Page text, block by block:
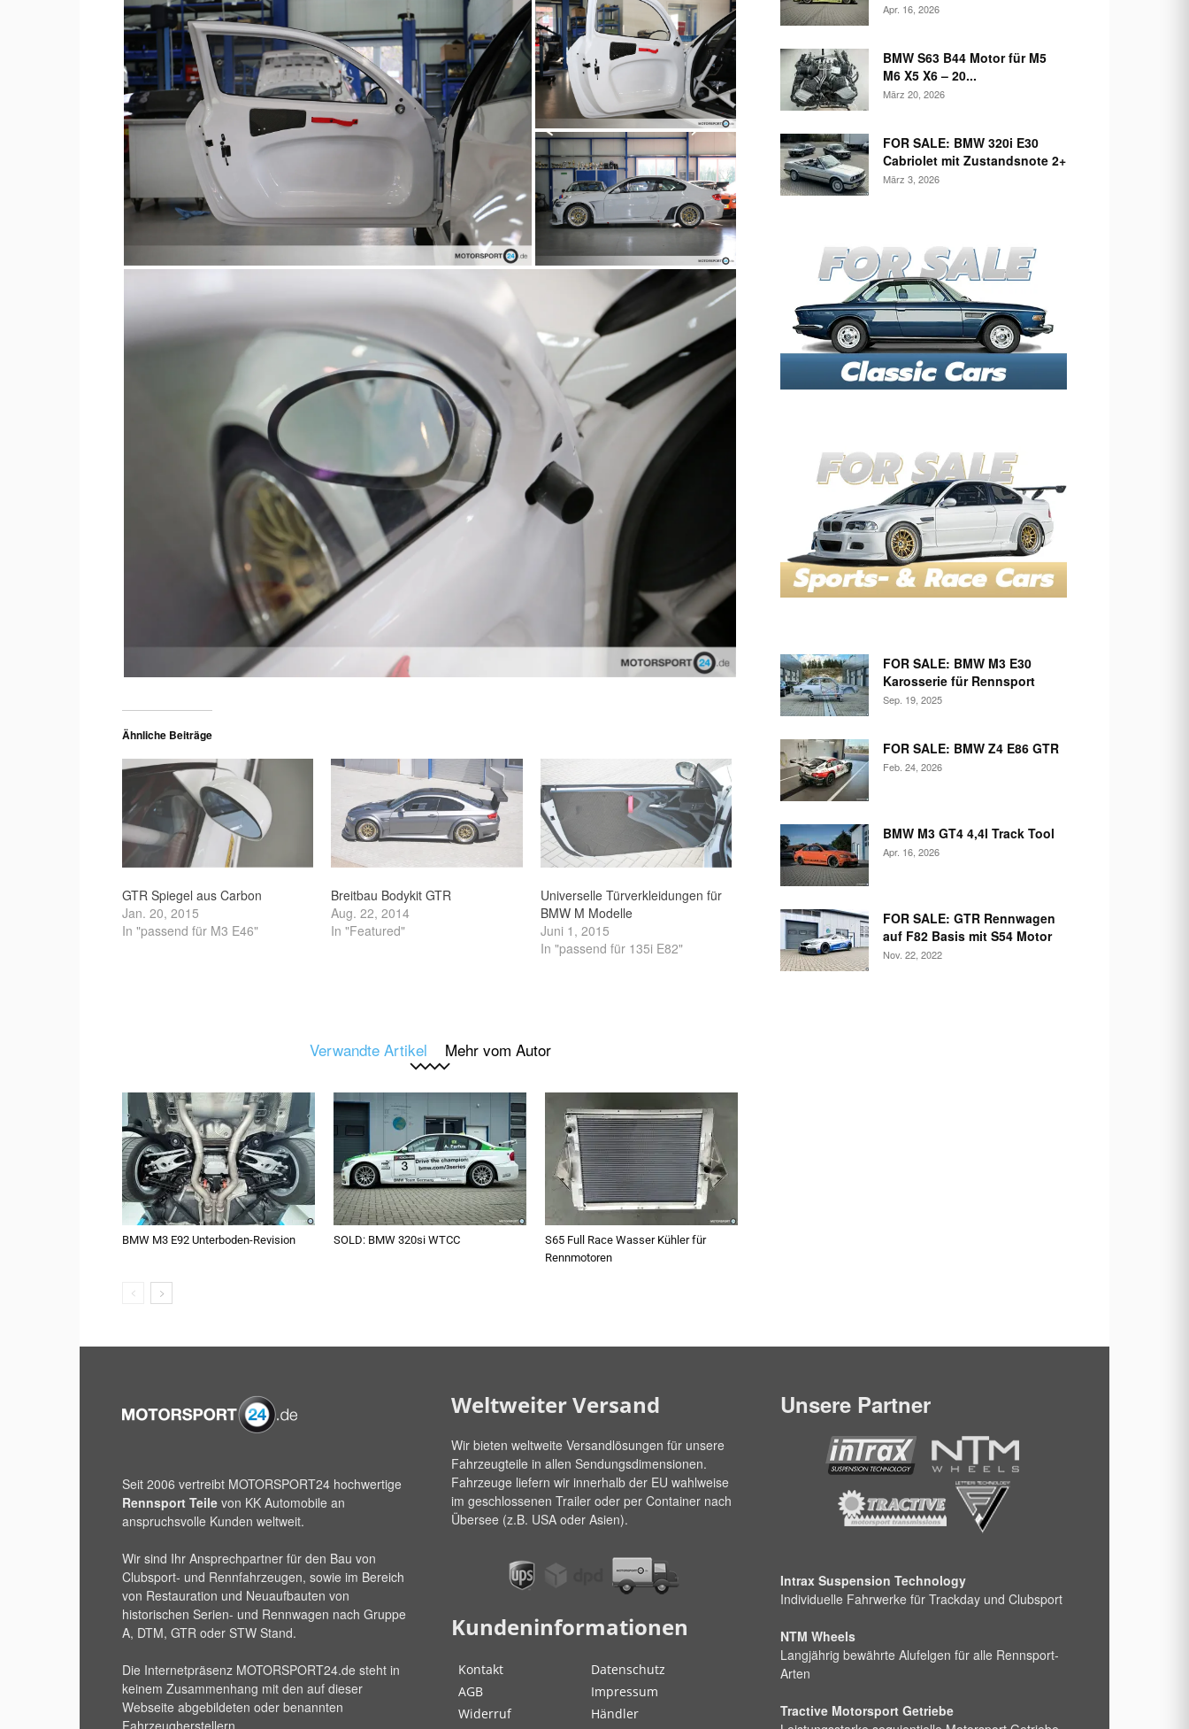
Ähnliche Beiträge
GTR Spiegel aus Carbon
Jan. 20, 2015
In "passend für M3 E46"
Breitbau Bodykit GTR
Aug. 22, 2014
In "Featured"
Universelle Türverkleidungen für
BMW M Modelle
Juni 1, 2015
In "passend für 135i E82"
Verwandte Artikel Mehr vom Autor
BMW M3 E92 Unterboden-Revision SOLD: BMW 320si WTCC
S65 Full Race Wasser Kühler für
Rennmotoren
Apr. 16, 2026
BMW S63 B44 Motor für M5
M6 X5 X6 – 20...
März 20, 2026
FOR SALE: BMW 320i E30
Cabriolet mit Zustandsnote 2+
März 3, 2026
FOR SALE: BMW M3 E30
Karosserie für Rennsport
Sep. 19, 2025
FOR SALE: BMW Z4 E86 GTR
Feb. 24, 2026
BMW M3 GT4 4,4l Track Tool
Apr. 16, 2026
FOR SALE: GTR Rennwagen
auf F82 Basis mit S54 Motor
Nov. 22, 2022
Seit 2006 vertreibt MOTORSPORT24 hochwertige
Rennsport Teile von KK Automobile an
anspruchsvolle Kunden weltweit.
Wir sind Ihr Ansprechpartner für den Bau von
Clubsport- und Rennfahrzeugen, sowie im Bereich
von Restauration und Neuaufbauten von
historischen Serien- und Rennwagen nach Gruppe
A, DTM, GTR oder STW Stand.
Die Internetpräsenz MOTORSPORT24.de steht in
keinem Zusammenhang mit den auf dieser
Webseite abgebildeten oder benannten
Weltweiter Versand
Wir bieten weltweite Versandlösungen für unsere
Fahrzeugteile in allen Sendungsdimensionen.
Fahrzeuge liefern wir innerhalb der EU wahlweise
im geschlossenen Trailer oder per Container nach
Übersee (z.B. USA oder Asien).
Kundeninformationen
Kontakt
Datenschutz
AGB
Impressum
Widerruf
Händler
Unsere Partner
Intrax Suspension Technology
Individuelle Fahrwerke für Trackday und Clubsport
NTM Wheels
Langjährig bewährte Alufelgen für alle Rennsport-
Arten
Tractive Motorsport Getriebe